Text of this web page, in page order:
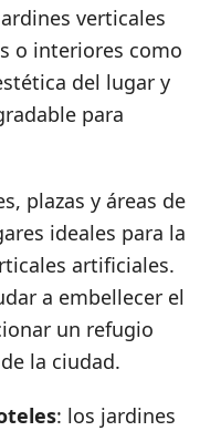
verticales
o interiores como
del lugar y
para
plazas y áreas de
ideales para la
artificiales.
a embellecer el
un refugio
la ciudad.
: los jardines